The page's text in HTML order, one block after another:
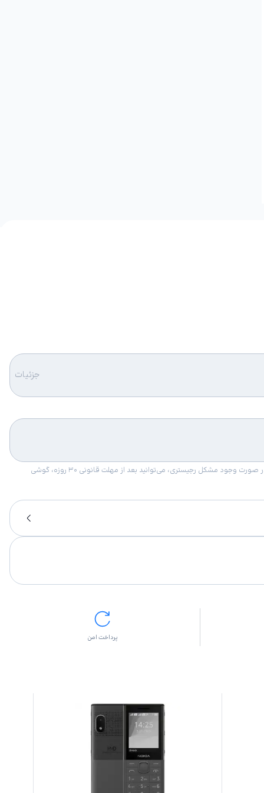
جزئیات
امکان برگشت کالا در گروه موبایل با دلیل “انصراف از خرید“ تنها در صورتی مورد قبول است که پلمب کالا باز نشده باشد. تمام گوشی‌های جی‌اس‌ام ضمانت رجیستری دارند. در صورت وجود مشکل رجیستری، می‌توانید بعد از مهلت قانونی ۳۰ روزه، گوشی
پرداخت امن